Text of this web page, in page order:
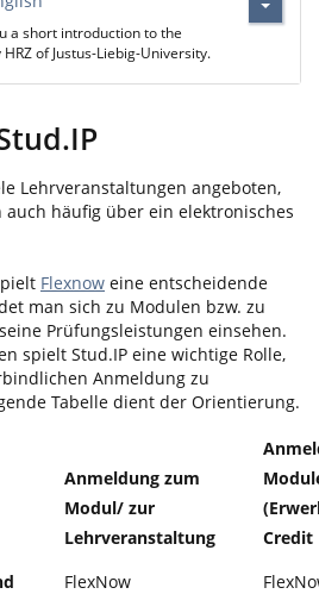
a short introduction to the
of Justus-Liebig-University.
Lehrveranstaltungen angeboten,
häufig über ein elektronisches
Flexnow eine entscheidende
man sich zu Modulen bzw. zu
Prüfungsleistungen einsehen.
spielt Stud.IP eine wichtige Rolle,
Anmeldung zu
Tabelle dient der Orientierung.
Anmeldung zum
Modul/ zur
Lehrveranstaltung
Credit
FlexNow